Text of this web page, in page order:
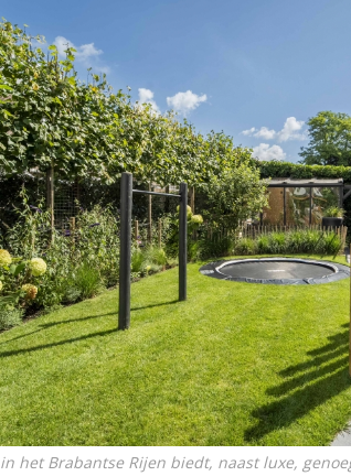
het Brabantse Rijen biedt, naast luxe,